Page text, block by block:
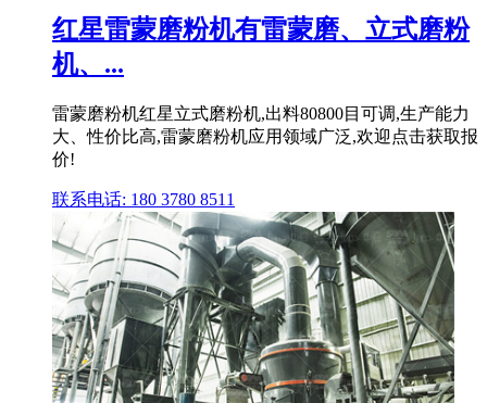
红星雷蒙磨粉机有雷蒙磨、立式磨粉
机、...
雷蒙磨粉机红星立式磨粉机,出料80800目可调,生产能力
大、性价比高,雷蒙磨粉机应用领域广泛,欢迎点击获取报
价!
联系电话: 180 3780 8511